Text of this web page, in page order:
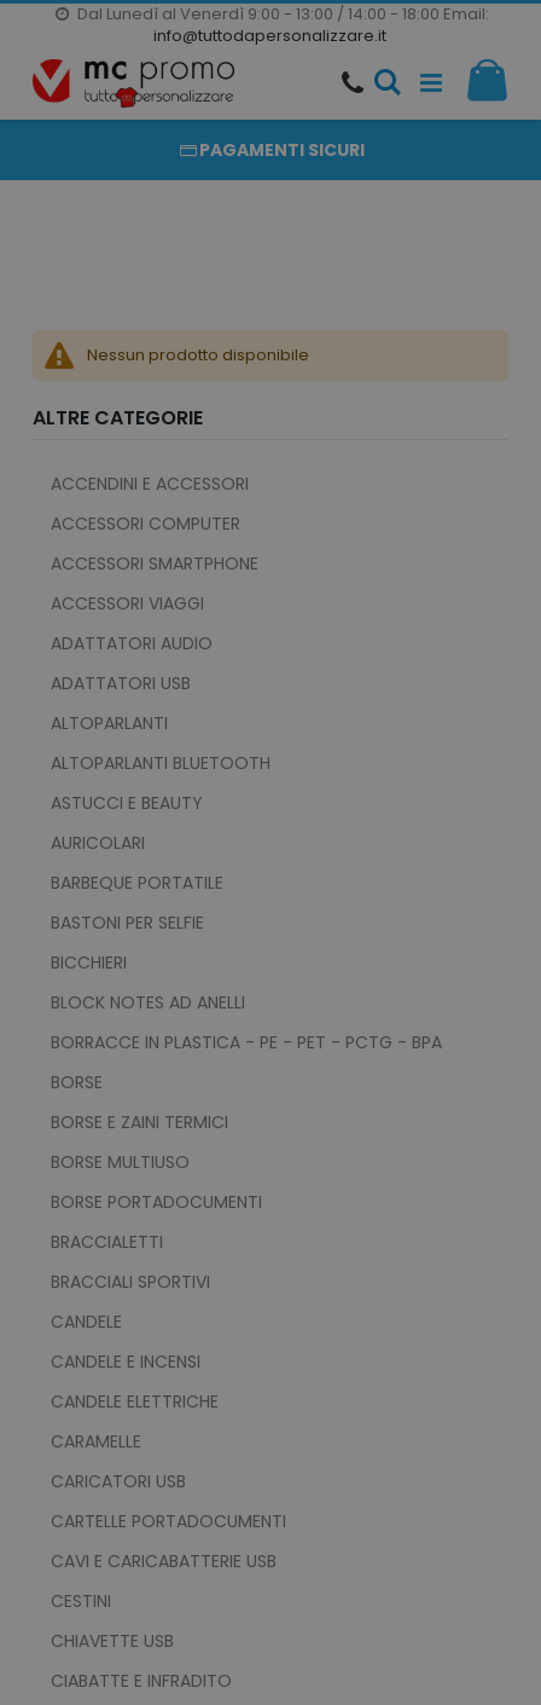
Dal Lunedì al Venerdì 9:00 - 13:00 / 14:00 - 18:00 Email:
info@tuttodapersonalizzare.it
Salta
al
contenuto
20000 PRODOTTI
PRODOTTI COMPLETAMENTE PERSONALIZZABILI
PAGAMENTI SICURI
Nessun prodotto disponibile
ALTRE CATEGORIE
ACCENDINI E ACCESSORI
ACCESSORI COMPUTER
ACCESSORI SMARTPHONE
ACCESSORI VIAGGI
ADATTATORI AUDIO
ADATTATORI USB
ALTOPARLANTI
ALTOPARLANTI BLUETOOTH
ASTUCCI E BEAUTY
AURICOLARI
BARBEQUE PORTATILE
BASTONI PER SELFIE
BICCHIERI
BLOCK NOTES AD ANELLI
BORRACCE IN PLASTICA - PE - PET - PCTG - BPA
BORSE
BORSE E ZAINI TERMICI
BORSE MULTIUSO
BORSE PORTADOCUMENTI
BRACCIALETTI
BRACCIALI SPORTIVI
CANDELE
CANDELE E INCENSI
CANDELE ELETTRICHE
CARAMELLE
CARICATORI USB
CARTELLE PORTADOCUMENTI
CAVI E CARICABATTERIE USB
CESTINI
CHIAVETTE USB
CIABATTE E INFRADITO